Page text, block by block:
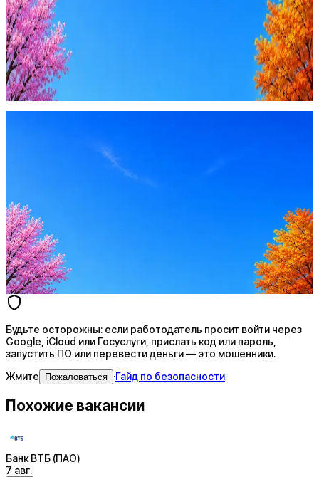
Будьте осторожны: если работодатель просит войти через
Google, iCloud или Госуслуги, прислать код или пароль,
запустить ПО или перевести деньги — это мошенники.
Жмите Пожаловаться
Стратегия поиска с AI: рынки, позиции, вилка, каналы
Будьте осторожны: если работодатель просит войти через
Google, iCloud или Госуслуги, прислать код или пароль,
запустить ПО или перевести деньги — это мошенники.
Жмите
Пожаловаться ·Гайд по безопасности
Похожие вакансии
Банк ВТБ (ПАО)
7 авг.